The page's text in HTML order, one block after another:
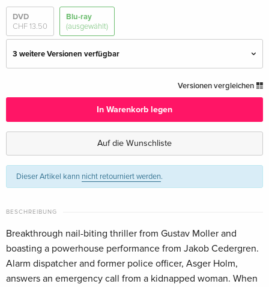
DVD
CHF 13.50
Blu-ray
(ausgewählt)
3 weitere Versionen verfügbar
Deutsch
CHF 13.50
Standard Edition — (ausgewählt)
CHF 22.50
Standard Edition
Französisch
vergriffen
Standard Edition
Versionen vergleichen
In Warenkorb legen
Auf die Wunschliste
Dieser Artikel kann nicht retourniert werden.
BESCHREIBUNG
Breakthrough nail-biting thriller from Gustav Moller and
boasting a powerhouse performance from Jakob Cedergren.
Alarm dispatcher and former police officer, Asger Holm,
answers an emergency call from a kidnapped woman. When